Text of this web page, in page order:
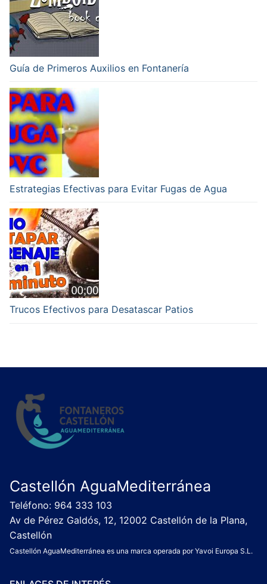
Guía de Primeros Auxilios en Fontanería
Estrategias Efectivas para Evitar Fugas de Agua
Trucos Efectivos para Desatascar Patios
Castellón AguaMediterránea
Teléfono: 964 333 103
Av de Pérez Galdós, 12, 12002 Castellón de la Plana,
Castellón
Castellón AguaMediterránea es una marca operada por Yavoi Europa S.L.